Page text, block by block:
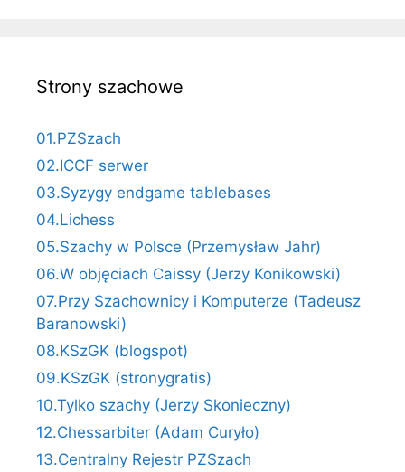
Strony szachowe
01.PZSzach
02.ICCF serwer
03.Syzygy endgame tablebases
04.Lichess
05.Szachy w Polsce (Przemysław Jahr)
06.W objęciach Caissy (Jerzy Konikowski)
07.Przy Szachownicy i Komputerze (Tadeusz
Baranowski)
08.KSzGK (blogspot)
09.KSzGK (stronygratis)
10.Tylko szachy (Jerzy Skonieczny)
12.Chessarbiter (Adam Curyło)
13.Centralny Rejestr PZSzach